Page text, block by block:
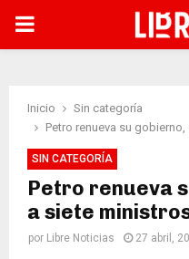
PRIMARY
Inicio
Sin categoría
Petro renueva su
SIN CATEGORÍA
Petro renueva
a siete
por Libre Noticias 27 abril,